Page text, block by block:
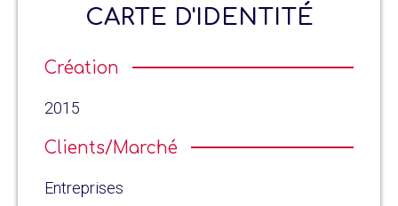
CARTE D'IDENTITÉ
Création
2015
Clients/Marché
Entreprises